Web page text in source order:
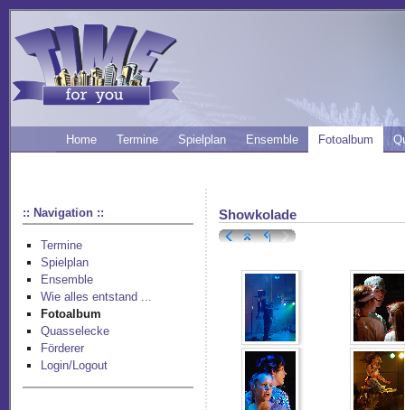
Home Termine Spielplan Ensemble Fotoalbum
:: Navigation ::
Termine
Spielplan
Ensemble
Wie alles entstand ...
Fotoalbum
Quasselecke
Förderer
Login/Logout
Showkolade